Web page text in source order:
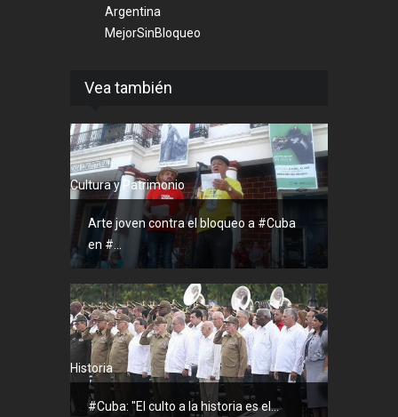
Argentina
MejorSinBloqueo
Vea también
Cultura y Patrimonio
Arte joven contra el bloqueo a #Cuba
en #...
Historia
#Cuba: "El culto a la historia es el...